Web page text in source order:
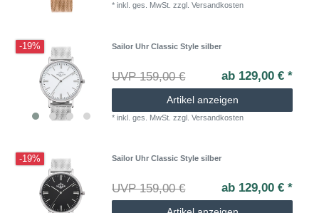
*inkl. ges. MwSt. zzgl.Versandkosten
-19% Sailor Uhr Classic Style silber
UVP 159,00 € ab 129,00 € *
Artikel anzeigen
*inkl. ges. MwSt. zzgl.Versandkosten
-19% Sailor Uhr Classic Style silber
UVP 159,00 € ab 129,00 € *